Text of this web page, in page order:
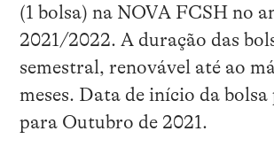
(1 bolsa) na NOVA FCSH no
2021/2022. A duração das
semestral, renovável até ao
meses. Data de início da
para Outubro de 2021.